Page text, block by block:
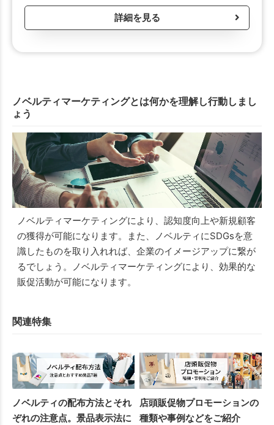
詳細を見る
ノベルティマーケティングとは何かを理解し行動しまし
ょう
ノベルティマーケティングにより、認知度向上や新規顧客
の獲得が可能になります。また、ノベルティにSDGsを意
識したものを取り入れれば、企業のイメージアップに繋が
るでしょう。ノベルティマーケティングにより、効果的な
販促活動が可能になります。
関連特集
ノベルティの配布方法とそれ
ぞれの注意点。景品表示法に
店頭販促物プロモーションの
種類や事例などをご紹介